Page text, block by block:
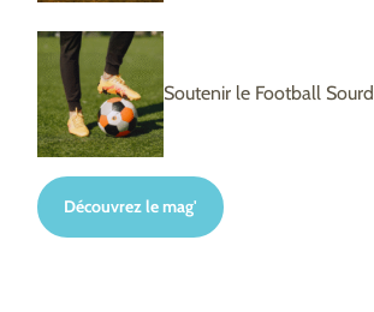
Soutenir le Football Sourd
Découvrez le mag'